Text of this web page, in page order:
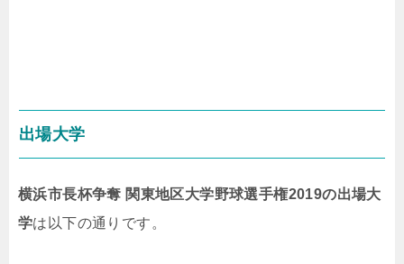
出場大学
横浜市長杯争奪 関東地区大学野球選手権2019の出場大
学は以下の通りです。